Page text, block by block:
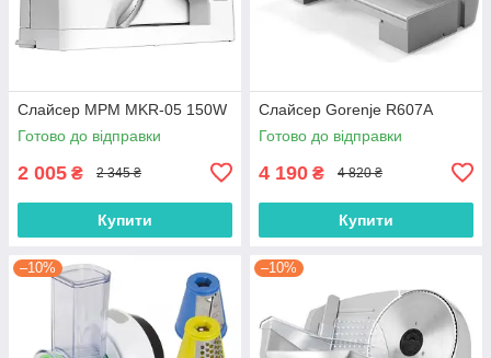
Слайсер MPM MKR-05 150W
Готово до відправки
2 005 ₴ 2 345 ₴
Купити
Слайсер Gorenje R607A
Готово до відправки
4 190 ₴ 4 820 ₴
Купити
–10% –10%